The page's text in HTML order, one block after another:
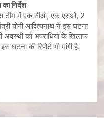
निर्देश
टीम में एक सीओ, एक एसओ, 2
योगी आदित्यनाथ ने इस घटना
अवस्थी को अपराधियों के खिलाफ
घटना की रिपोर्ट भी मांगी है.